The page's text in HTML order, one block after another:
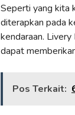
Seperti yang kita
diterapkan pada
kendaraan.
dapat
Pos Terkait: